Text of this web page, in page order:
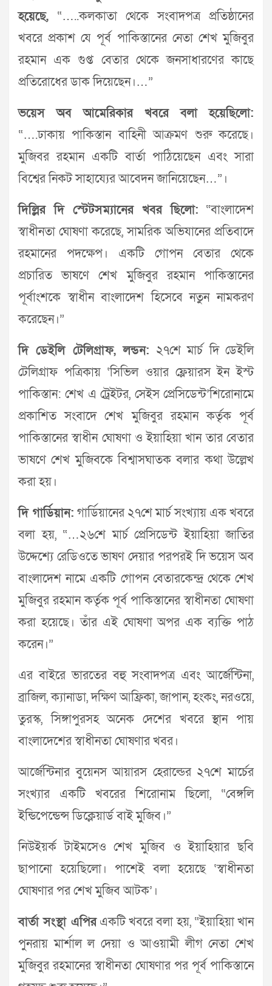
হয়েছে, “…..কলকাতা থেকে সংবাদপত্র প্রতিষ্ঠানের
খবরে প্রকাশ যে পূর্ব পাকিস্তানের নেতা শেখ মুজিবুর
রহমান এক গুপ্ত বেতার থেকে জনসাধারণের কাছে
প্রতিরোধের ডাক দিয়েছেন।…”
ভয়েস অব আমেরিকার খবরে বলা হয়েছিলো:
“….ঢাকায় পাকিস্তান বাহিনী আক্রমণ শুরু করেছে।
মুজিবর রহমান একটি বার্তা পাঠিয়েছেন এবং সারা
বিশ্বের নিকট সাহায্যের আবেদন জানিয়েছেন…”।
দিল্লির দি স্টেটসম্যানের খবর ছিলো: “বাংলাদেশ
স্বাধীনতা ঘোষণা করেছে, সামরিক অভিযানের প্রতিবাদে
রহমানের পদক্ষেপ। একটি গোপন বেতার থেকে
প্রচারিত ভাষণে শেখ মুজিবুর রহমান পাকিস্তানের
পূর্বাংশকে স্বাধীন বাংলাদেশ হিসেবে নতুন নামকরণ
করেছেন।”
দি ডেইলি টেলিগ্রাফ, লন্ডন: ২৭শে মার্চ দি ডেইলি
টেলিগ্রাফ পত্রিকায় ‘সিভিল ওয়ার ফ্লেয়ারস ইন ইস্ট
পাকিস্তান: শেখ এ ট্রেইটর, সেইস প্রেসিডেন্ট’শিরোনামে
প্রকাশিত সংবাদে শেখ মুজিবুর রহমান কর্তৃক পূর্ব
পাকিস্তানের স্বাধীন ঘোষণা ও ইয়াহিয়া খান তার বেতার
ভাষণে শেখ মুজিবকে বিশ্বাসঘাতক বলার কথা উল্লেখ
করা হয়।
দি গার্ডিয়ান: গার্ডিয়ানের ২৭শে মার্চ সংখ্যায় এক খবরে
বলা হয়, “…২৬শে মার্চ প্রেসিডেন্ট ইয়াহিয়া জাতির
উদ্দেশ্যে রেডিওতে ভাষণ দেয়ার পরপরই দি ভয়েস অব
বাংলাদেশ নামে একটি গোপন বেতারকেন্দ্র থেকে শেখ
মুজিবুর রহমান কর্তৃক পূর্ব পাকিস্তানের স্বাধীনতা ঘোষণা
করা হয়েছে। তাঁর এই ঘোষণা অপর এক ব্যক্তি পাঠ
করেন।”
এর বাইরে ভারতের বহু সংবাদপত্র এবং আর্জেন্টিনা,
ব্রাজিল, ক্যানাডা, দক্ষিণ আফ্রিকা, জাপান, হংকং, নরওয়ে,
তুরস্ক, সিঙ্গাপুরসহ অনেক দেশের খবরে স্থান পায়
বাংলাদেশের স্বাধীনতা ঘোষণার খবর।
আর্জেন্টিনার বুয়েনস আয়ারস হেরাল্ডের ২৭শে মার্চের
সংখ্যার একটি খবরের শিরোনাম ছিলো, “বেঙ্গলি
ইন্ডিপেন্ডেন্স ডিক্লেয়ার্ড বাই মুজিব।”
নিউইয়র্ক টাইমসেও শেখ মুজিব ও ইয়াহিয়ার ছবি
ছাপানো হয়েছিলো। পাশেই বলা হয়েছে ‘স্বাধীনতা
ঘোষণার পর শেখ মুজিব আটক’।
বার্তা সংস্থা এপিরএকটি খবরে বলা হয়, “ইয়াহিয়া খান
পুনরায় মার্শাল ল দেয়া ও আওয়ামী লীগ নেতা শেখ
মুজিবুর রহমানের স্বাধীনতা ঘোষণার পর পূর্ব পাকিস্তানে